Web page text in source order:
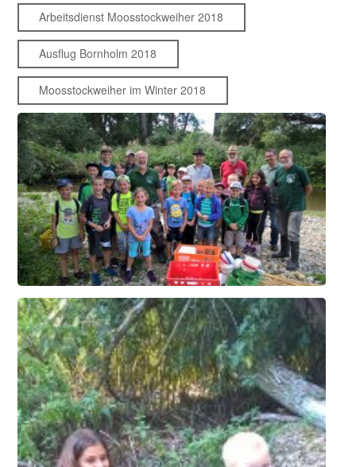
Arbeitsdienst Moosstockweiher 2018
Ausflug Bornholm 2018
Moosstockweiher im Winter 2018